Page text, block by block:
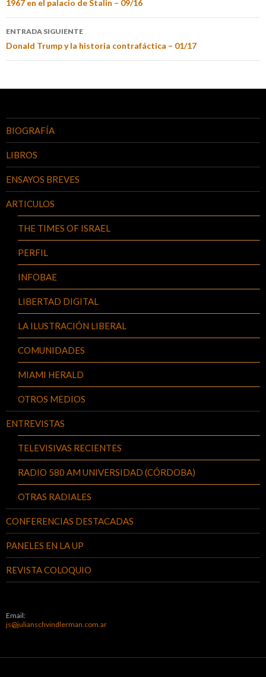
1967 en el palacio de Stalin – 09/16
ENTRADA SIGUIENTE
Donald Trump y la historia contrafáctica – 01/17
BIOGRAFÍA
LIBROS
ENSAYOS BREVES
ARTICULOS
THE TIMES OF ISRAEL
PERFIL
INFOBAE
LIBERTAD DIGITAL
LA ILUSTRACIÓN LIBERAL
COMUNIDADES
MIAMI HERALD
OTROS MEDIOS
ENTREVISTAS
TELEVISIVAS RECIENTES
RADIO 580 AM UNIVERSIDAD (CÓRDOBA)
OTRAS RADIALES
CONFERENCIAS DESTACADAS
PANELES EN LA UP
REVISTA COLOQUIO
Email:
js@julianschvindlerman.com.ar